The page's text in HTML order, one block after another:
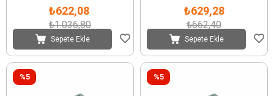
₺622,08
₺1.036,80
Sepete Ekle
₺629,28
₺662,40
Sepete Ekle
%5 %5